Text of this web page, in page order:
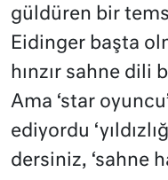
güldüren bir
Eidinger başta
hınzır sahne dili
Ama ‘star
ediyordu
dersiniz, ‘sahne